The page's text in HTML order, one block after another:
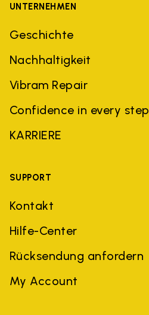
UNTERNEHMEN
Geschichte
Nachhaltigkeit
Vibram Repair
Confidence in every step
KARRIERE
SUPPORT
Kontakt
Hilfe-Center
Rücksendung anfordern
My Account